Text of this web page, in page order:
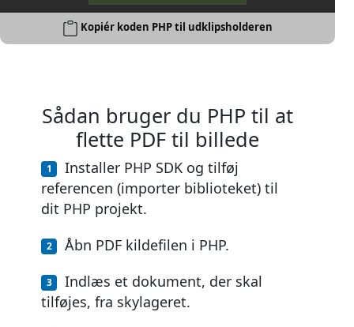
Kopiér koden PHP til udklipsholderen
Sådan bruger du PHP til at
flette PDF til billede
Installer PHP SDK og tilføj
referencen (importer biblioteket) til
dit PHP projekt.
Åbn PDF kildefilen i PHP.
Indlæs et dokument, der skal
tilføjes, fra skylageret.